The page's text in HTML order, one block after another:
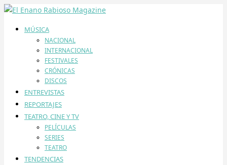
MÚSICA
NACIONAL
INTERNACIONAL
FESTIVALES
CRÓNICAS
DISCOS
ENTREVISTAS
REPORTAJES
TEATRO, CINE Y TV
PELÍCULAS
SERIES
TEATRO
TENDENCIAS